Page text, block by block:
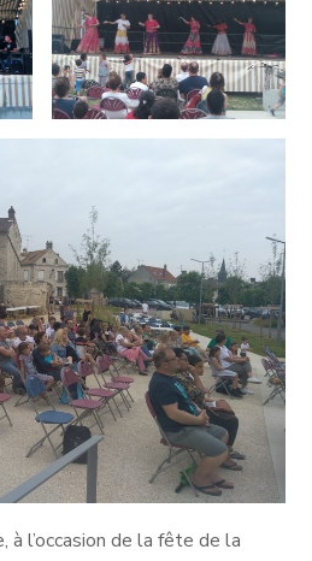
à l’occasion de la fête de la